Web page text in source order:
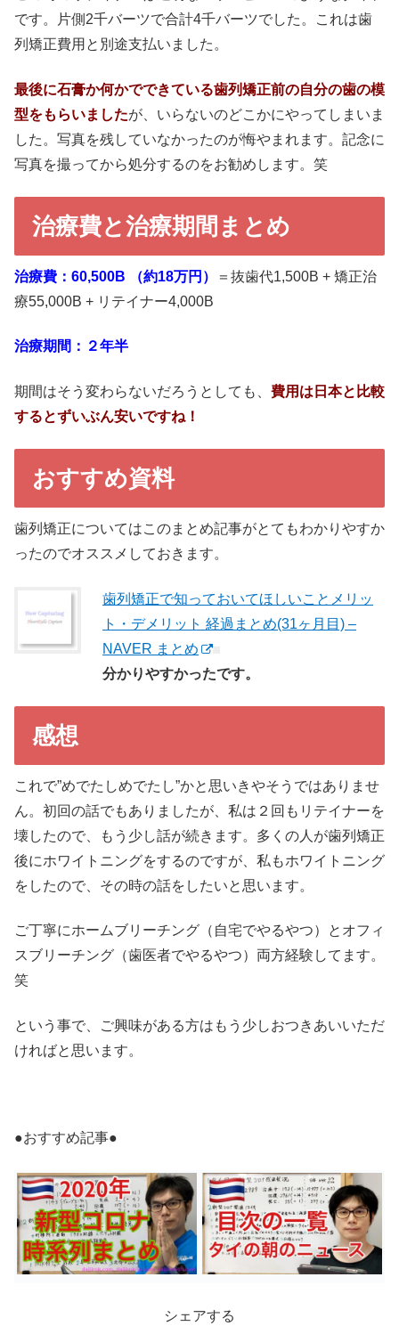
です。片側2千バーツで合計4千バーツでした。これは歯
列矯正費用と別途支払いました。
最後に石膏か何かでできている歯列矯正前の自分の歯の模
型をもらいましたが、いらないのどこかにやってしまいま
した。写真を残していなかったのが悔やまれます。記念に
写真を撮ってから処分するのをお勧めします。笑
治療費と治療期間まとめ
治療費： 60,500B （約18万円）
＝抜歯代1,500B + 矯正治
療55,000B + リテイナー4,000B
治療期間：２年半
期間はそう変わらないだろうとしても、 費用は日本と比較
するとずいぶん安いですね！
おすすめ資料
歯列矯正についてはこのまとめ記事がとてもわかりやすか
ったのでオススメしておきます。
歯列矯正で知っておいてほしいことメリッ
ト・デメリット 経過まとめ(31ヶ月目) –
NAVER まとめ
分かりやすかったです。
感想
これで”めでたしめでたし”かと思いきやそうではありませ
ん。初回の話でもありましたが、私は２回もリテイナーを
壊したので、もう少し話が続きます。多くの人が歯列矯正
後にホワイトニングをするのですが、私もホワイトニング
をしたので、その時の話をしたいと思います。
ご丁寧にホームブリーチング（自宅でやるやつ）とオフィ
スブリーチング（歯医者でやるやつ）両方経験してます。
笑
という事で、ご興味がある方はもう少しおつきあいいただ
ければと思います。
●おすすめ記事●
シェアする